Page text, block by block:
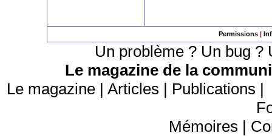
Permissions |
Un problème ? Un bug
Le magazine de la
Le magazine| Articles | Publications |
Mémoires |